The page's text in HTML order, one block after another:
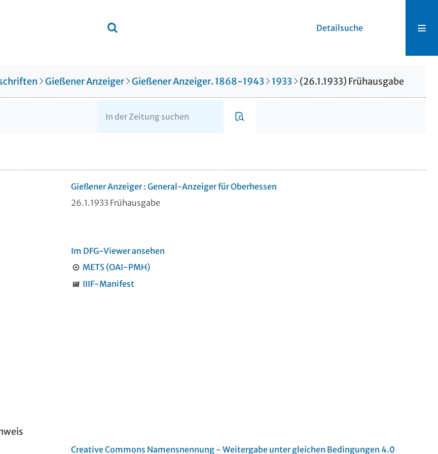
Detailsuche
Gießener Anzeiger Gießener Anzeiger. 1868-1943 1933 (26.1.1933) Frühausgabe
Gießener Anzeiger : General-Anzeiger für Oberhessen
26.1.1933 Frühausgabe
Im DFG-Viewer ansehen
METS (OAI-PMH)
IIIF-Manifest
Creative Commons Namensnennung - Weitergabe unter gleichen Bedingungen 4.0